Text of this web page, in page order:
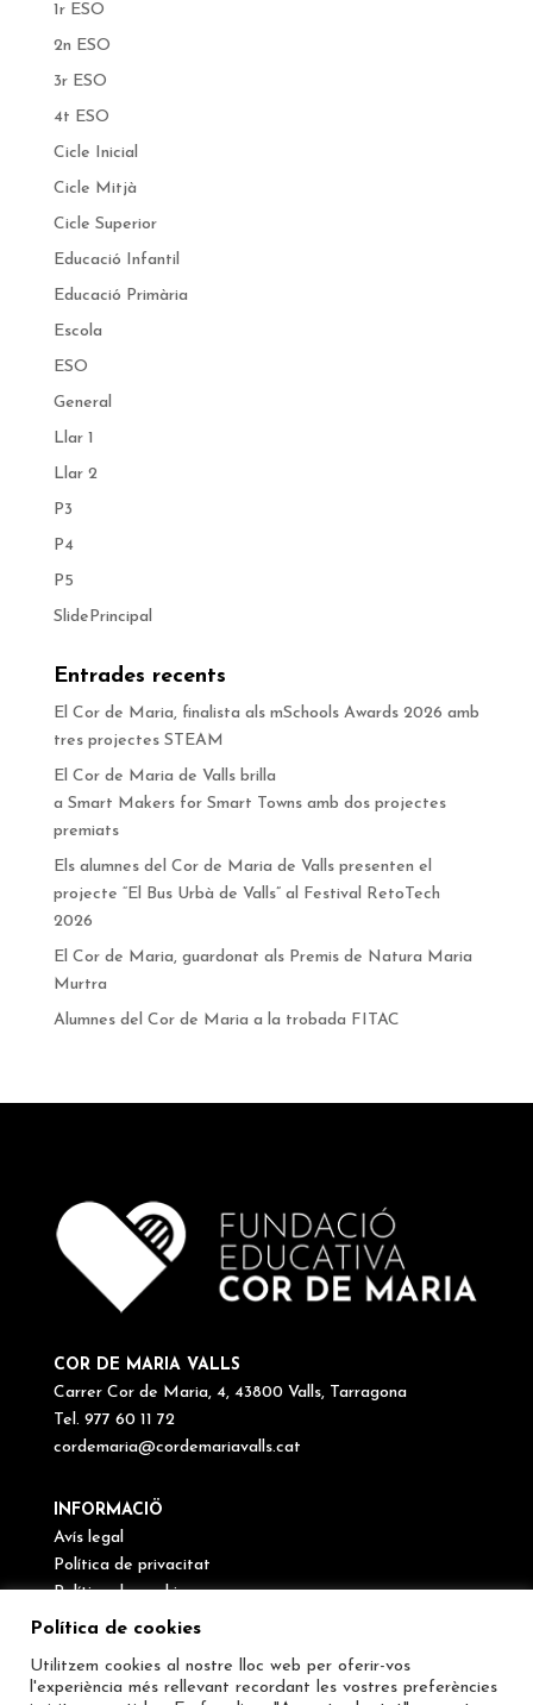
1r ESO
2n ESO
3r ESO
4t ESO
Cicle Inicial
Cicle Mitjà
Cicle Superior
Educació Infantil
Educació Primària
Escola
ESO
General
Llar 1
Llar 2
P3
P4
P5
SlidePrincipal
Entrades recents
El Cor de Maria, finalista als mSchools Awards 2026 amb
tres projectes STEAM
El Cor de Maria de Valls brilla
a Smart Makers for Smart Towns amb dos projectes
premiats
Els alumnes del Cor de Maria de Valls presenten el
projecte “El Bus Urbà de Valls” al Festival RetoTech
2026
El Cor de Maria, guardonat als Premis de Natura Maria
Murtra
Alumnes del Cor de Maria a la trobada FITAC
COR DE MARIA VALLS
Carrer Cor de Maria, 4, 43800 Valls, Tarragona
Tel. 977 60 11 72
cordemaria@cordemariavalls.cat
INFORMACIÖ
Avís legal
Política de privacitat
Política de cookies
Canal de denúncies
SEGUEIX-NOS
Política de cookies
Utilitzem cookies al nostre lloc web per oferir-vos
l'experiència més rellevant recordant les vostres preferències